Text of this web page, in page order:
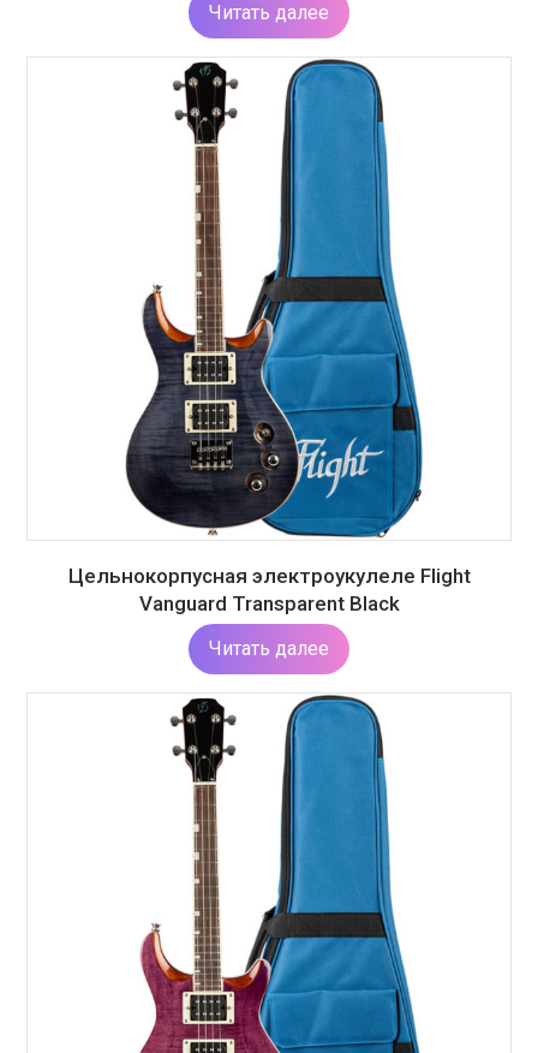
Читать далее
Цельнокорпусная электроукулеле Flight
Vanguard Transparent Black
Читать далее